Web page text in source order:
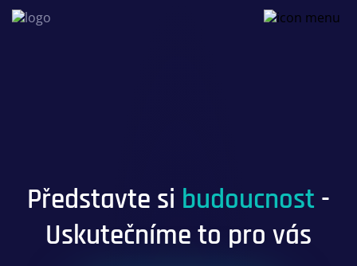
Představte si budoucnost -
Uskutečníme to pro vás